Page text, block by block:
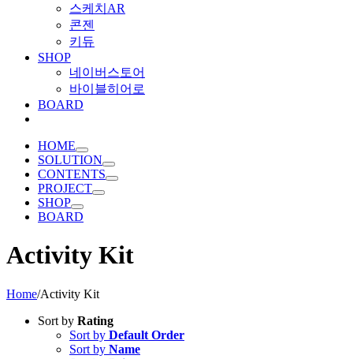
스케치AR
콘젠
키듀
SHOP
네이버스토어
바이블히어로
BOARD
HOME
SOLUTION
CONTENTS
PROJECT
SHOP
BOARD
Activity Kit
Home/Activity Kit
Sort by Rating
Sort by Default Order
Sort by Name